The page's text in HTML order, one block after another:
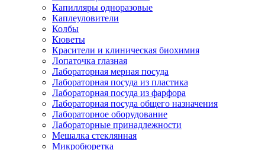
Капилляры одноразовые
Каплеуловители
Колбы
Кюветы
Красители и клиническая биохимия
Лопаточка глазная
Лабораторная мерная посуда
Лабораторная посуда из пластика
Лабораторная посуда из фарфора
Лабораторная посуда общего назначения
Лабораторное оборудование
Лабораторные принадлежности
Мешалка стеклянная
Микробюретка